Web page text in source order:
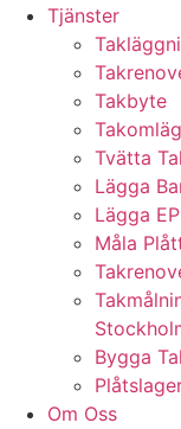
Tjänster
Takbyte
Tvätta
Lägga
Lägga
Måla
Bygga
Om Oss